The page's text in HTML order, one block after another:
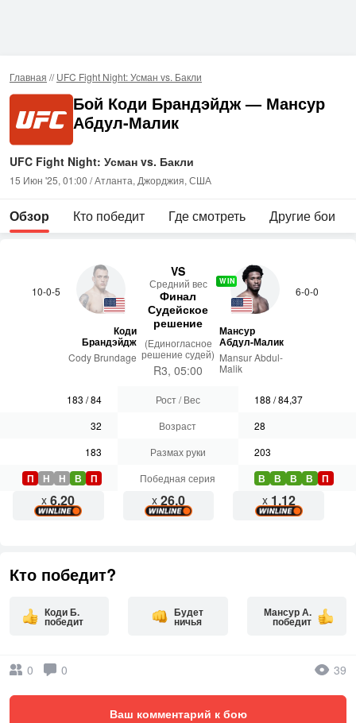
Главная //UFC Fight Night: Усман vs. Бакли
Бой Коди Брандэйдж — Мансур
Абдул-Малик
UFC Fight Night: Усман vs. Бакли
15 Июн '25, 01:00 / Атланта, Джорджия, США
Обзор Кто победит Где смотреть Другие бои
10-0-5
Коди
Брандэйдж
Cody Brundage
VS
Сред­ний вес
Финал
Судейское
решение
(Единогласное
решение судей)
R3, 05:00
6-0-0
WIN
Мансур
Абдул-Малик
Mansur Abdul-
Malik
183 /84
32
183
П Н Н В П
Рост / Вес
Возраст
Размах руки
Победная серия
188 /84,37
28
203
В В В В П
x 6.20 x 26.0 x 1.12
Кто победит?
Коди Б.
победит
Будет
ничья
Мансур А.
победит
0 0 39
Ваш комментарий к бою